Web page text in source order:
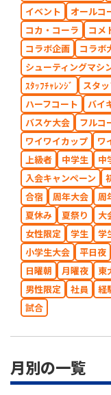
イベント
オールコ
コカ・コーラ
コメ
コラボ企画
コラボ
シューティングマシ
ｽﾀｯﾌﾁｬﾚﾝｼﾞ
スタ
ハーフコート
バイ
バスケ大会
フルコ
ワイワイカップ
ワ
上級者
中学生 中
入会キャンペーン
合宿
周年大会 周
夏休み
夏祭り 大
女性限定
学生 学
小学生大会
平日夜
日曜朝
月曜夜 東
男性限定
社員 経
試合
月別の一覧